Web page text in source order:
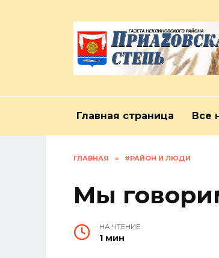
Главная страница Все
ГЛАВНАЯ » #РАЙОН И ЛЮДИ
Мы
НА ЧТЕНИЕ
1 мин